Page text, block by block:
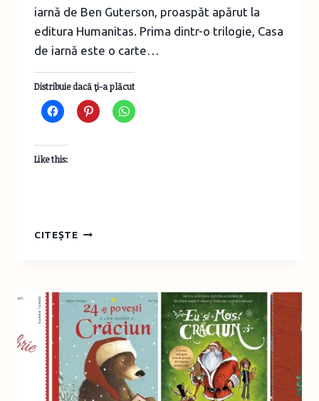
iarnă de Ben Guterson, proaspăt apărut la
editura Humanitas. Prima dintr-o trilogie, Casa
de iarnă este o carte…
Distribuie dacă ţi-a plăcut
Like this:
CITEȘTECASA
POVESTE
PALPITANTĂ
CU
MISTERE
ȘI
ANAGRAME